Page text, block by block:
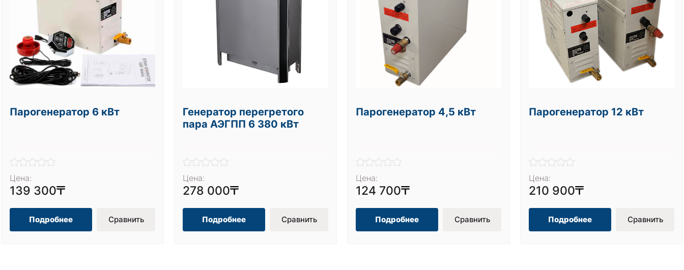
Парогенератор 6 кВт
Цена:
139 300
Подробнее Сравнить
Генератор перегретого
пара АЭГПП 6 380 кВт
Цена:
278 000
Подробнее Сравнить
Парогенератор 4,5 кВт
Цена:
124 700
Подробнее Сравнить
Парогенератор 12 кВт
Цена:
210 900
Подробнее Сравнить